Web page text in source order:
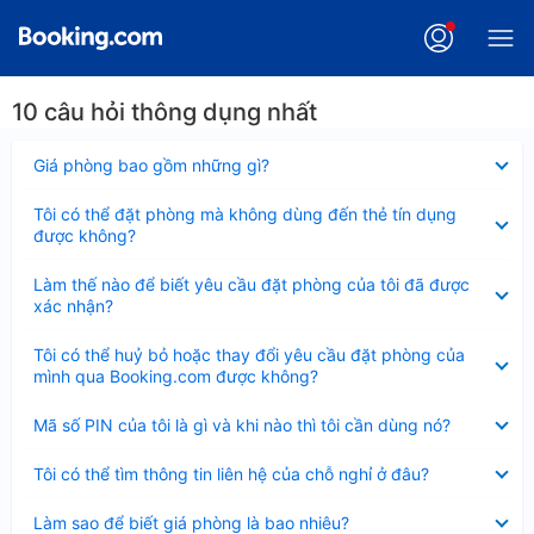
10 câu hỏi thông dụng nhất
Giá phòng bao gồm những gì?
thu
Tôi có thể đặt phòng mà không dùng đến thẻ tín dụng
được không?
thu
gọn
Làm thế nào để biết yêu cầu đặt phòng của tôi đã được
xác nhận?
thu
gọn
Tôi có thể huỷ bỏ hoặc thay đổi yêu cầu đặt phòng của
mình qua Booking.com được không?
thu
gọn
Mã số PIN của tôi là gì và khi nào thì tôi cần dùng nó?
thu
Tôi có thể tìm thông tin liên hệ của chỗ nghỉ ở đâu?
thu
Làm sao để biết giá phòng là bao nhiêu?
thu